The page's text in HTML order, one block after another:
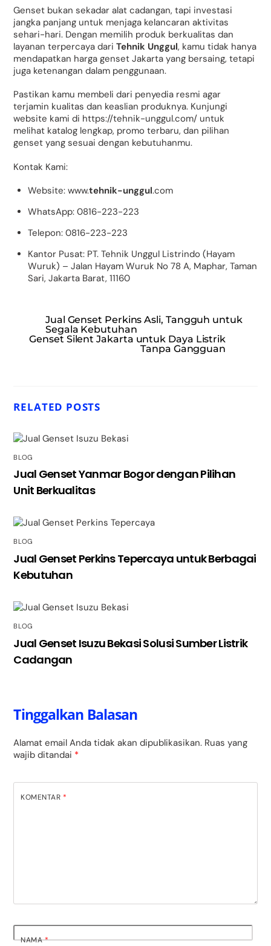
Genset bukan sekadar alat cadangan, tapi investasi
jangka panjang untuk menjaga kelancaran aktivitas
sehari-hari. Dengan memilih produk berkualitas dan
layanan terpercaya dariTehnik Unggul, kamu tidak hanya
mendapatkan harga genset Jakarta yang bersaing, tetapi
juga ketenangan dalam penggunaan.
Pastikan kamu membeli dari penyedia resmi agar
terjamin kualitas dan keaslian produknya. Kunjungi
website kami di https://tehnik-unggul.com/ untuk
melihat katalog lengkap, promo terbaru, dan pilihan
genset yang sesuai dengan kebutuhanmu.
Kontak Kami:
Website:www.tehnik-unggul.com
WhatsApp:0816-223-223
Telepon:0816-223-223
Kantor Pusat: PT. Tehnik Unggul Listrindo (Hayam
Wuruk) – Jalan Hayam Wuruk No 78 A, Maphar, Taman
Sari, Jakarta Barat, 11160
Jual Genset Perkins Asli, Tangguh untuk
Segala Kebutuhan
Genset Silent Jakarta untuk Daya Listrik
Tanpa Gangguan
RELATED POSTS
BLOG
Jual Genset Yanmar Bogor dengan Pilihan
Unit Berkualitas
BLOG
Jual Genset Perkins Tepercaya untuk Berbagai
Kebutuhan
BLOG
Jual Genset Isuzu Bekasi Solusi Sumber Listrik
Cadangan
Tinggalkan Balasan
Alamat email Anda tidak akan dipublikasikan. Ruas yang
wajib ditandai *
KOMENTAR *
NAMA*